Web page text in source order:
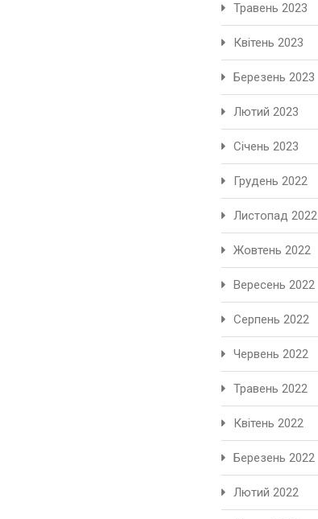
Травень 2023
Квітень 2023
Березень 2023
Лютий 2023
Січень 2023
Грудень 2022
Листопад 2022
Жовтень 2022
Вересень 2022
Серпень 2022
Червень 2022
Травень 2022
Квітень 2022
Березень 2022
Лютий 2022